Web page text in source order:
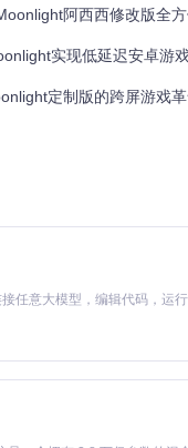
续。首先检查Android
体缓冲区大小和启用硬
下最佳实践：定期更新
802.11ac标准；将PC和
是流畅串流的基础，花
阿西西修改版全
实现低延迟安卓游
定制版的跨屏游戏